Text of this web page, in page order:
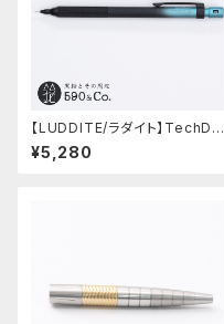
【LUDDITE/ラダイト】TechDra
w2 グラデーションモデル (LDB
-MP2GB1-05)
¥5,280